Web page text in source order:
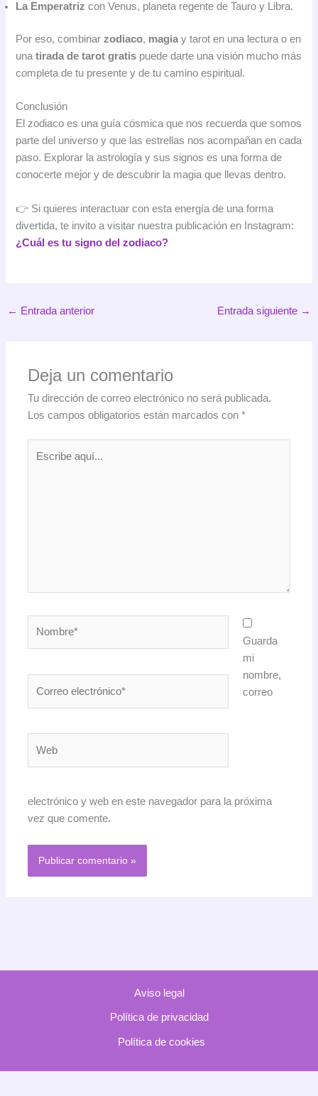
La Emperatriz con Venus, planeta regente de Tauro y Libra.
Por eso, combinarzodiaco, magia y tarot en una lectura o en
unatirada de tarot gratis puede darte una visión mucho más
completa de tu presente y de tu camino espiritual.
Conclusión
El zodiaco es una guía cósmica que nos recuerda que somos
parte del universo y que las estrellas nos acompañan en cada
paso. Explorar la astrología y sus signos es una forma de
conocerte mejor y de descubrir la magia que llevas dentro.
👉 Si quieres interactuar con esta energía de una forma
divertida, te invito a visitar nuestra publicación en Instagram:
¿Cuál es tu signo del zodiaco?
← Entrada anterior Entrada siguiente →
Deja un comentario
Tu dirección de correo electrónico no será publicada.
Los campos obligatorios están marcados con*
Guarda
mi
nombre,
correo
electrónico y web en este navegador para la próxima
vez que comente.
Aviso legal
Política de privacidad
Política de cookies